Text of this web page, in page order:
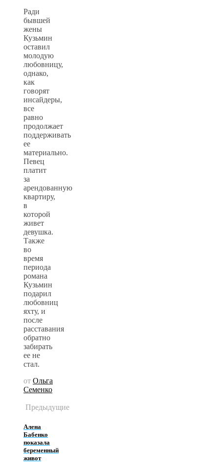
Ради
бывшей
жены
Кузьмин
оставил
молодую
любовницу,
однако,
как
говорят
инсайдеры,
все
равно
продолжает
поддерживать
ее
материально.
Певец
платит
за
арендованную
квартиру,
в
которой
живет
девушка.
Также
во
время
периода
романа
Кузьмин
подарил
любовниц
яхту, и
после
расставания
обратно
забирать
ее не
стал.
от Ольга
Семенко
Предыдущие
Алена
Бабенко
показала
беременный
живот